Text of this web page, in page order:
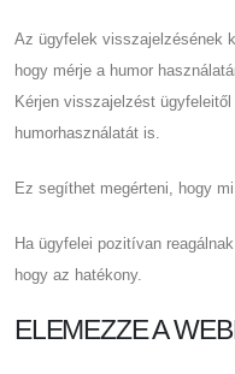
Az ügyfelek visszajelzésének
hogy mérje a humor
Kérjen visszajelzést
humorhasználatát is.
Ez segíthet megérteni, hogy
Ha ügyfelei pozitívan
hogy az hatékony.
ELEMEZZE A